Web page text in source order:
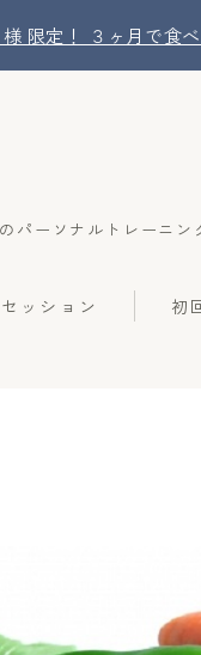
限定！ ３ヶ月で食
パーソナルトレーニ
ッション 初